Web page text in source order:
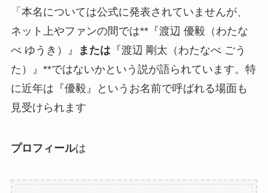
「本名については公式に発表されていませんが、
ネット上やファンの間では**『渡辺 優毅（わたな
べ ゆうき）』
または『渡辺 剛太（わたなべ ごう
た）』**ではないかという説が語られています。特
に近年は『優毅』というお名前で呼ばれる場面も
見受けられます
プロフィールは